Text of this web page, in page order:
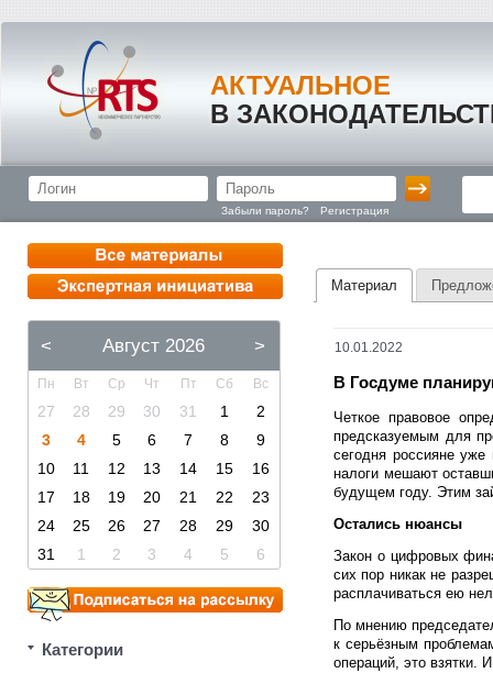
АКТУАЛЬНОЕ
В
Забыли пароль? Регистрация
< Август 2026 >
Пн Вт Ср Чт Пт Сб Вс
27 28 29 30 31 1
2
3
4 5 6 7 8
9
10
11 12 13 14 15
16
17
18 19 20 21 22
23
24
25 26 27 28 29
30
31
1 2 3 4 5 6
Категории
Материал
10.01.2022
В Госдуме
Четкое правовое
предсказуемым для
сегодня россияне
налоги мешают
будущем году. Этим
Остались нюансы
Закон о цифровых
сих пор никак не
расплачиваться ею
По мнению
к серьёзным
операций, это взятки.